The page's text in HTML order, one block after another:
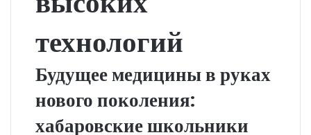
технологий
Будущее медицины в руках
нового поколения:
хабаровские школьники